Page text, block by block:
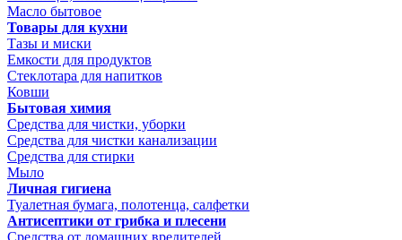
Масло бытовое
Товары для кухни
Тазы и миски
Емкости для продуктов
Стеклотара для напитков
Ковши
Бытовая химия
Средства для чистки, уборки
Средства для чистки канализации
Средства для стирки
Мыло
Личная гигиена
Туалетная бумага, полотенца, салфетки
Антисептики от грибка и плесени
Средства от домашних вредителей